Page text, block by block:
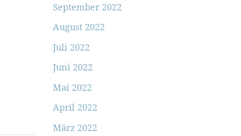
September 2022
August 2022
Juli 2022
Juni 2022
Mai 2022
April 2022
März 2022